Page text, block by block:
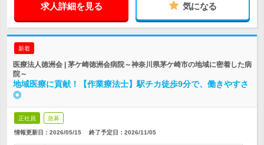
求人詳細を見る 気になる
新着
医療法人徳洲会 | 茅ケ崎徳洲会病院～神奈川県茅ケ崎市の地域に密着した病
院～
地域医療に貢献！【作業療法士】駅チカ徒歩9分で、働きやすさ
◎
正社員 急募
情報更新日：2026/05/15 終了予定日： 2026/11/05